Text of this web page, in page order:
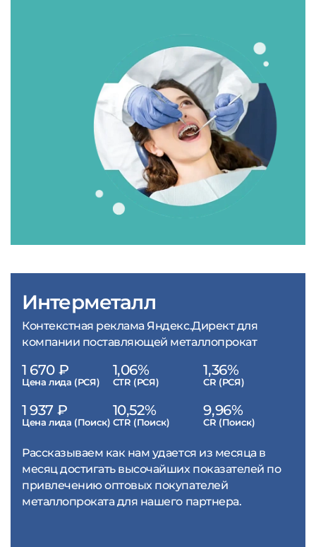
Интерметалл
Контекстная реклама Яндекс.Директ для
компании поставляющей металлопрокат
1 670 ₽
Цена лида (РСЯ)
1,06%
CTR (РСЯ)
1,36%
CR (РСЯ)
1 937 ₽
Цена лида (Поиск)
10,52%
CTR (Поиск)
9,96%
CR (Поиск)
Рассказываем как нам удается из месяца в
месяц достигать высочайших показателей по
привлечению оптовых покупателей
металлопроката для нашего партнера.